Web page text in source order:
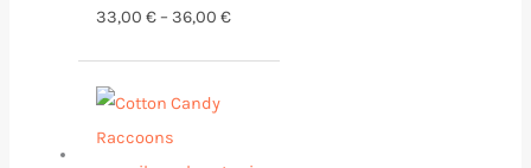
33,00 €– 36,00 €